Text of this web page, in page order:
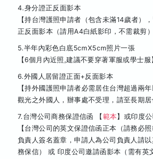
4.身分證正反面影本
【持台灣護照申請者（包含未滿14歲者）
正反面影本（請用A4白紙影印，不需裁剪）
5.半年內彩色白底5cmX5cm照片一張
【6個月內近照,建議不要穿著軍服或學士服
6.外國人居留證正面+反面影本
【持外國護照申請者必需居住台灣超過兩
觀光之外國人，辦事處不受理，請至長期居
7.台灣公司商務保證信函 【範本】或印度
【台灣公司的英文保證信函正本（請務必
負責人簽名蓋章，申請人為公司負責人請
務保信） 或 印度公司邀請函影本（需有英